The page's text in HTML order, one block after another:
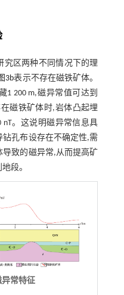
究区两种不同情况下的理
3b表示不存在磁铁矿体。
1 200 m,磁异常值可达到
磁铁矿体时,岩体凸起埋
nT。这说明磁异常信息具
孔布设存在不确定性,需
致的磁异常,从而提高矿
段。
异常特征